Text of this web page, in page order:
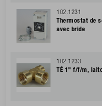
102.1231
Thermostat de
avec bride
102.1233
TÉ 1" f/f/m,